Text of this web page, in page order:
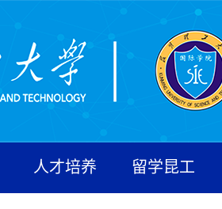
人才培养 留学昆工